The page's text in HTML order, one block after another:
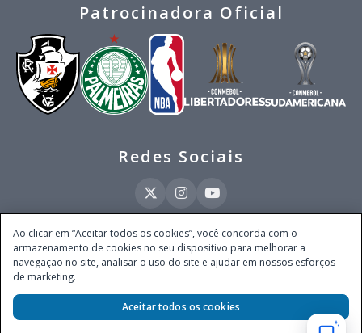
Patrocinadora Oficial
Redes Sociais
Este site é operado pela Ventmear Brasil LTDA (CNPJ 52.868.380/0001-84), com
endereço na Avenida Brigadeiro Faria Lima, nº 4.055, 3º andar, Itaim Bibi, no
Município de São Paulo, Estado de São Paulo, CEP 04538-133, Brasil - empresa
Secretaria de Prêmios e Apostas do Ministério da Fazenda, conforme Portaria nº
247, de 07.02.2025, publicada no DOU em 11.2.2025.
Ao clicar em “Aceitar todos os cookies”, você concorda com o
armazenamento de cookies no seu dispositivo para melhorar a
navegação no site, analisar o uso do site e ajudar em nossos esforços
de marketing.
Aceitar todos os cookies